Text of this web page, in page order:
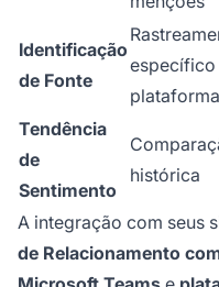
Identificação
de Fonte
plataforma
Tendência
de
Sentimento
histórica
A integração com seus
de Relacionamento